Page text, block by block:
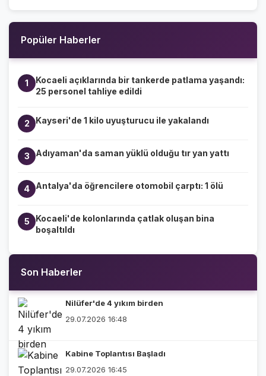
Popüler Haberler
1
Kocaeli açıklarında bir tankerde patlama yaşandı:
25 personel tahliye edildi
2 Kayseri'de 1 kilo uyuşturucu ile yakalandı
3 Adıyaman'da saman yüklü olduğu tır yan yattı
4 Antalya'da öğrencilere otomobil çarptı: 1 ölü
5
Kocaeli'de kolonlarında çatlak oluşan bina
boşaltıldı
Son Haberler
Nilüfer'de 4 yıkım birden
29.07.2026 16:48
Kabine Toplantısı Başladı
29.07.2026 16:45